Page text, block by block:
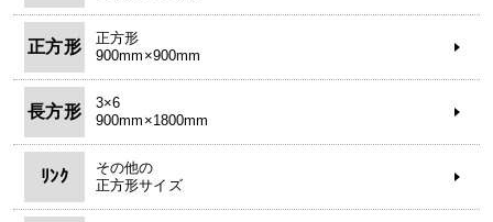
正方形
正方形
900mm×900mm
長方形
3×6
900mm×1800mm
ﾘﾝｸ
その他の
正方形サイズ